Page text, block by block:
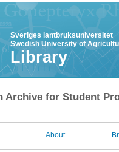
Sveriges lantbruksuniversitet
Swedish University of
Library
Archive for Student
About